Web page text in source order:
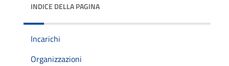
INDICE DELLA PAGINA
Incarichi
Organizzazioni